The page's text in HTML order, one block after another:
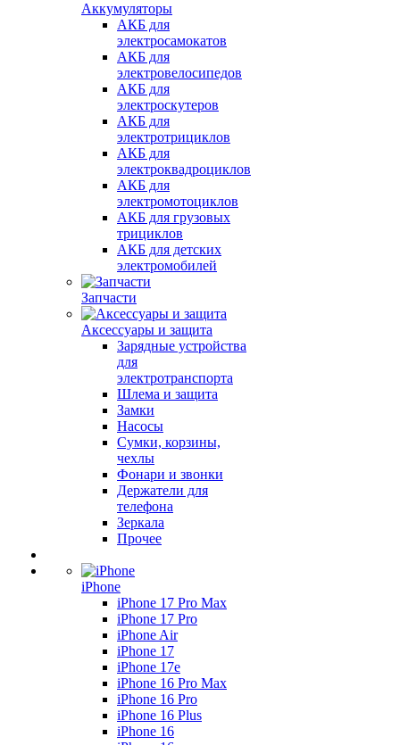
Аккумуляторы
АКБ для
электросамокатов
АКБ для
электровелосипедов
АКБ для
электроскутеров
АКБ для
электротрициклов
АКБ для
электроквадроциклов
АКБ для
электромотоциклов
АКБ для грузовых
трициклов
АКБ для детских
электромобилей
Запчасти
Аксессуары и защита
Зарядные устройства
для
электротранспорта
Шлема и защита
Замки
Насосы
Сумки, корзины,
чехлы
Фонари и звонки
Держатели для
телефона
Зеркала
Прочее
iPhone
iPhone 17 Pro Max
iPhone 17 Pro
iPhone Air
iPhone 17
iPhone 17e
iPhone 16 Pro Max
iPhone 16 Pro
iPhone 16 Plus
iPhone 16